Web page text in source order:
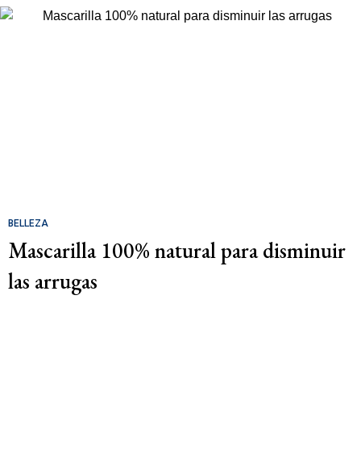
BELLEZA
Mascarilla 100% natural para disminuir
las arrugas